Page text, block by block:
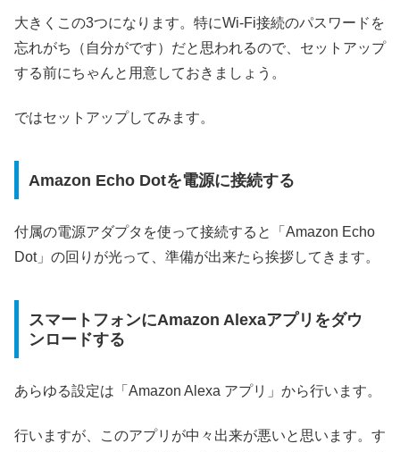
大きくこの3つになります。特にWi-Fi接続のパスワードを
忘れがち（自分がです）だと思われるので、セットアップ
する前にちゃんと用意しておきましょう。
ではセットアップしてみます。
Amazon Echo Dotを電源に接続する
付属の電源アダプタを使って接続すると「Amazon Echo
Dot」の回りが光って、準備が出来たら挨拶してきます。
スマートフォンにAmazon Alexaアプリをダウ
ンロードする
あらゆる設定は「Amazon Alexa アプリ」から行います。
行いますが、このアプリが中々出来が悪いと思います。す